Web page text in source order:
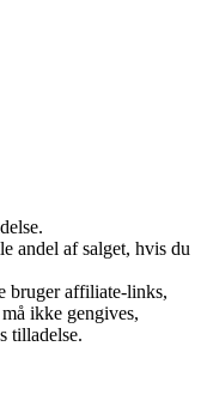
andel af salget, hvis du
bruger affiliate-links,
ikke gengives,
tilladelse.